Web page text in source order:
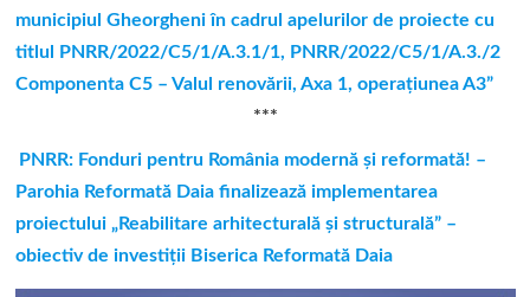
municipiul Gheorgheni în cadrul apelurilor de proiecte cu
titlul PNRR/2022/C5/1/A.3.1/1, PNRR/2022/C5/1/A.3./2
Componenta C5 – Valul renovării, Axa 1, operaţiunea A3”
***
PNRR: Fonduri pentru România modernă și reformată! –
Parohia Reformată Daia finalizează implementarea
proiectului „Reabilitare arhitecturală și structurală” –
obiectiv de investiții Biserica Reformată Daia